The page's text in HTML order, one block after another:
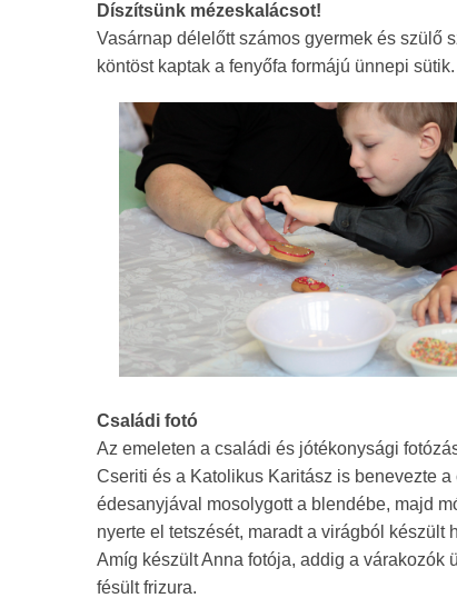
Díszítsünk mézeskalácsot!
Vasárnap délelőtt számos gyermek és szülő
köntöst kaptak a fenyőfa formájú ünnepi sütik.
Családi fotó
Az emeleten a családi és jótékonysági
Cseriti és a Katolikus Karitász is benevezte
édesanyjával mosolygott a blendébe, majd
nyerte el tetszését, maradt a virágból készült
Amíg készült Anna fotója, addig a várakozók
fésült frizura.